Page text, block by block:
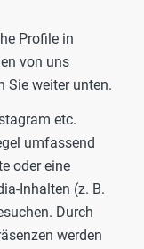
Profile in
von uns
Sie weiter unten.
etc.
umfassend
oder eine
Inhalten (z. B.
Durch
werden